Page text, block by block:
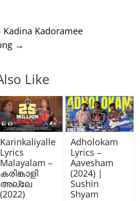
Kadina Kadoramee
→
Like
Karinkaliyalle
Lyrics
Malayalam –
കരിങ്കാളി
അല്ലേ
(2022)
Adholokam
Lyrics –
Aavesham
(2024) |
Sushin
Shyam